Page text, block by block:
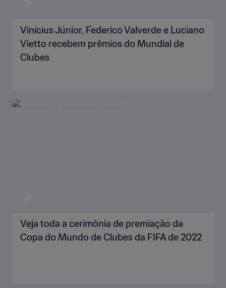
Vinícius Júnior, Federico Valverde e Luciano
Vietto recebem prêmios do Mundial de
Clubes
Veja toda a cerimônia de premiação da
Copa do Mundo de Clubes da FIFA de 2022